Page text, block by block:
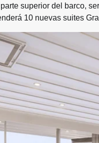
superior del barco,
10 nuevas suites